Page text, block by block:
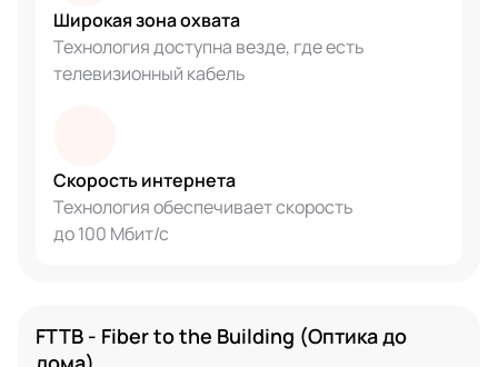
Широкая зона охвата
Технология доступна везде, где есть
телевизионный кабель
Скорость интернета
Технология обеспечивает скорость
до 100 Мбит/с
FTTB - Fiber to the Building (Оптика до